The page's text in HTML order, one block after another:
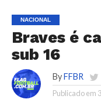
NACIONAL
Braves é
sub 16
By FFBR
Publicado em